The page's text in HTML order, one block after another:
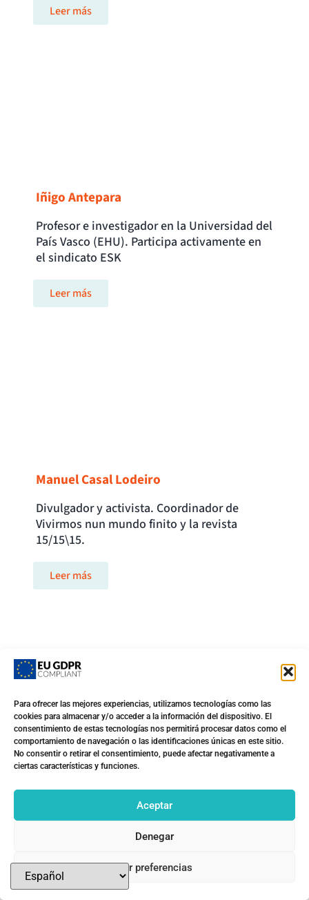
Para ofrecer las mejores experiencias, utilizamos tecnologías como las
cookies para almacenar y/o acceder a la información del dispositivo. El
consentimiento de estas tecnologías nos permitirá procesar datos como el
comportamiento de navegación o las identificaciones únicas en este sitio.
No consentir o retirar el consentimiento, puede afectar negativamente a
ciertas características y funciones.
Aceptar
Denegar
Ver preferencias
Leer más
Iñigo Antepara
Profesor e investigador en la Universidad del
País Vasco (EHU). Participa activamente en
el sindicato ESK
Leer más
Manuel Casal Lodeiro
Divulgador y activista. Coordinador de
Vivirmos nun mundo finito y la revista
15/15\15.
Leer más
Inés de Lis
Fue la voz principal y compositora de
Faneka, uno de los proyectos más brillantes
del folk alternativo estatal de la última
década; y ahora, Inés de Lis eleva vuelo
colaboraciones y algún que otro tema
suelto.